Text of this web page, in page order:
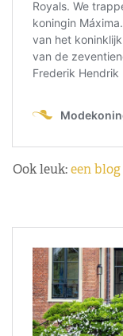
Ook leuk:een blog